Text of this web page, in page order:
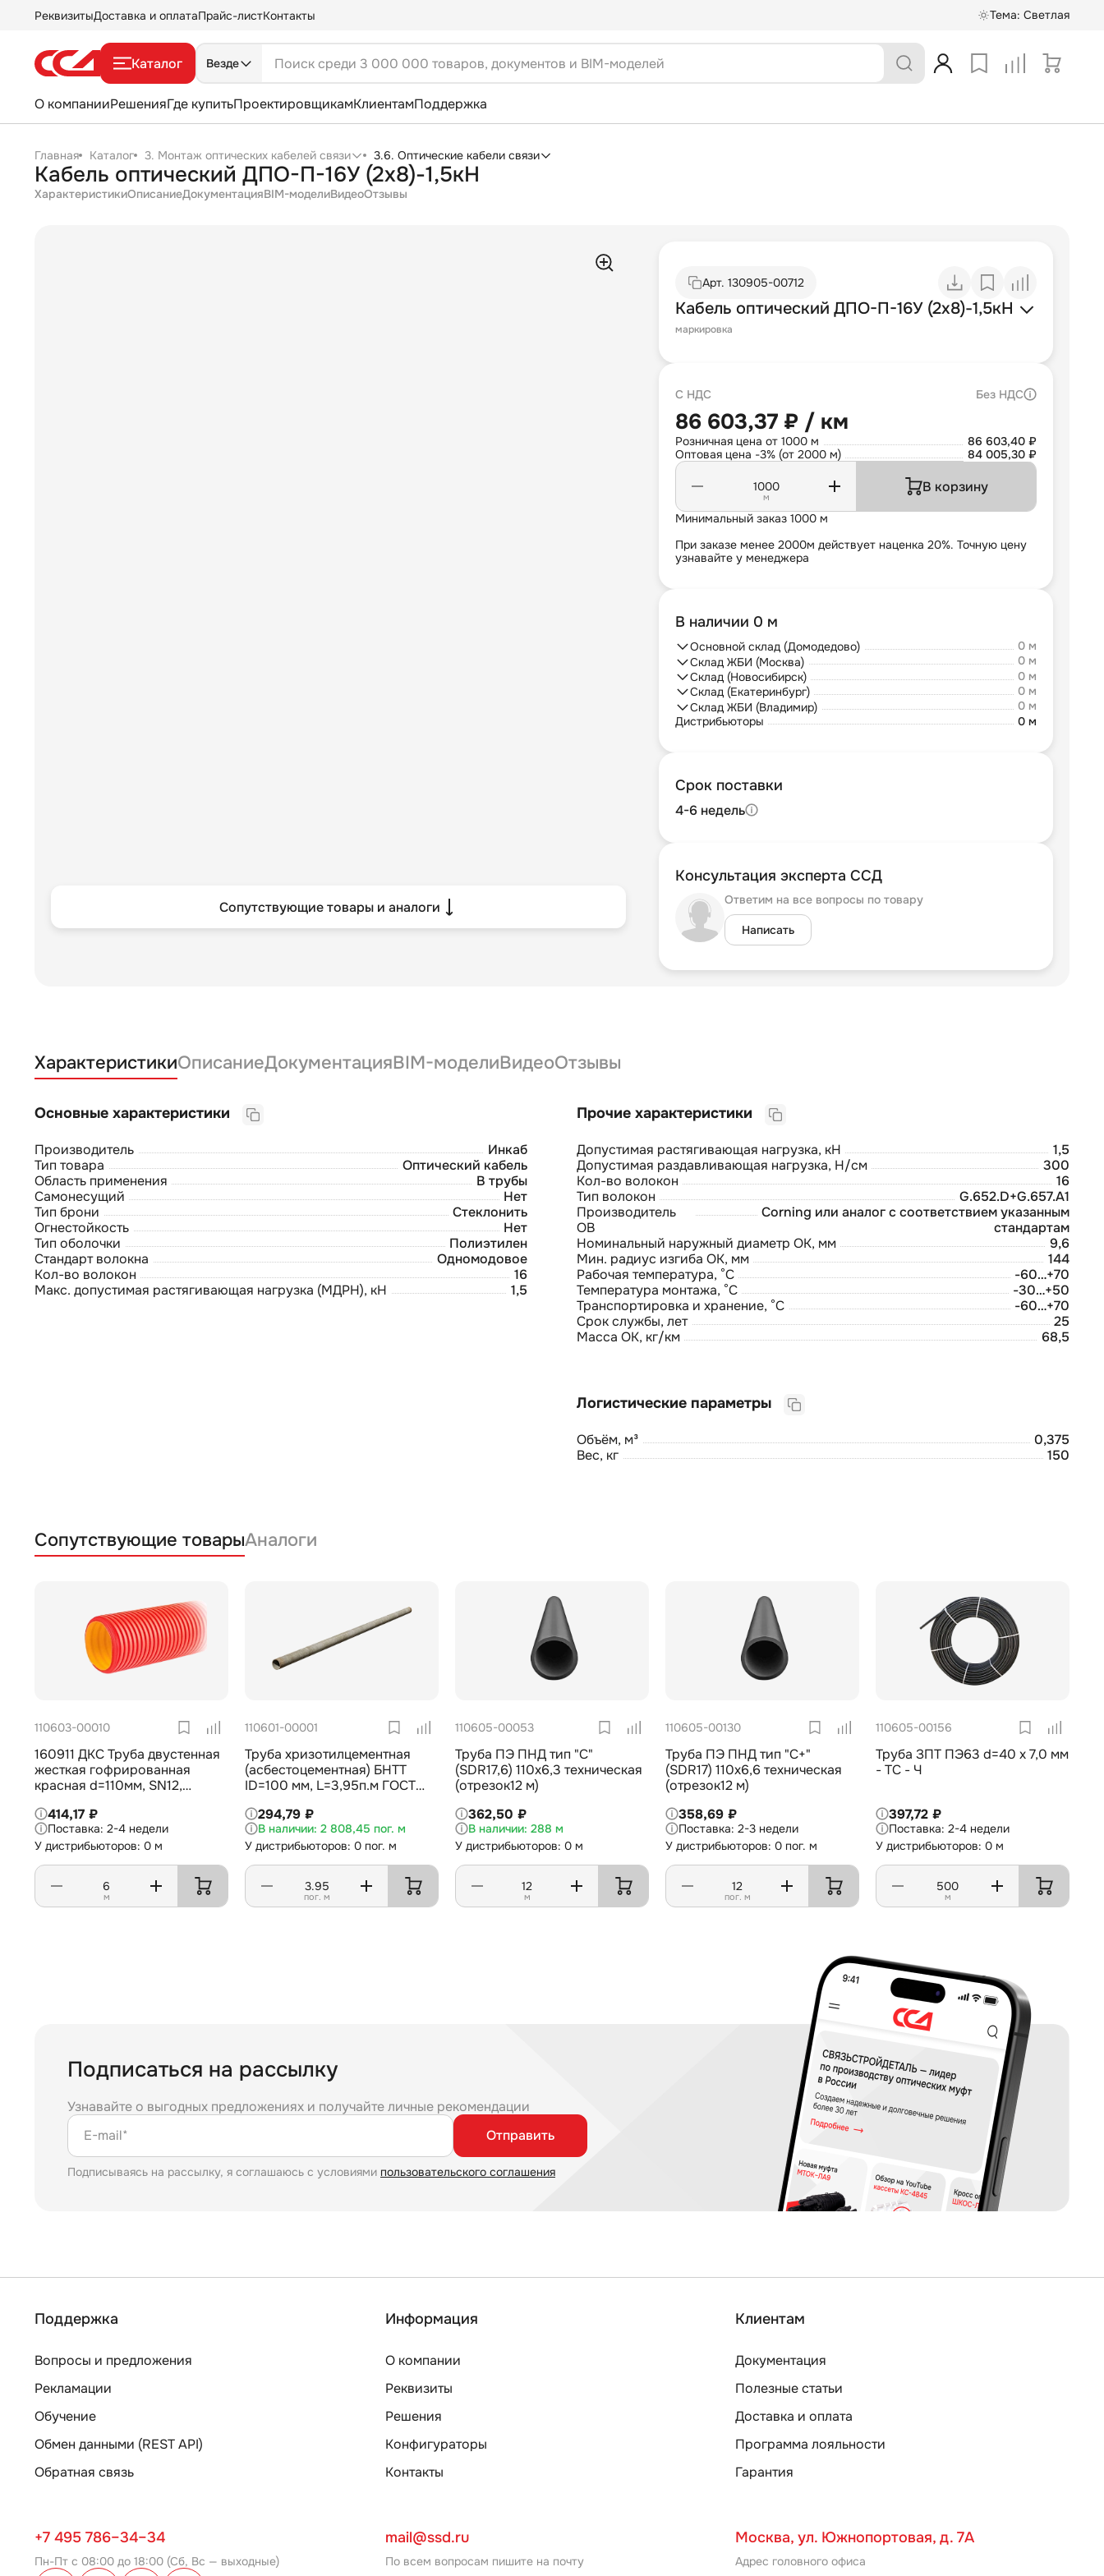
РеквизитыДоставка и оплатаПрайс-листКонтакты Тема: Светлая
Каталог Везде
О компанииРешенияГде купитьПроектировщикамКлиентамПоддержка
Главная Каталог 3. Монтаж оптических кабелей связи 3.6. Оптические кабели связи
Кабель оптический ДПО-П-16У (2х8)-1,5кН
ХарактеристикиОписаниеДокументацияBIM-моделиВидеоОтзывы
Сопутствующие товары и аналоги
Арт. 130905-00712
Кабель оптический ДПО-П-16У (2х8)-1,5кН
маркировка
С НДС Без НДС
86 603,37 ₽ / км
Розничная цена от 1000 м
86 603,40 ₽
Оптовая цена -3% (от 2000 м)
84 005,30 ₽
м
В корзину
Минимальный заказ 1000 м
При заказе менее 2000м действует наценка 20%. Точную цену
узнавайте у менеджера
В наличии 0 м
Основной склад (Домодедово)
0 м
Склад ЖБИ (Москва)
0 м
Склад (Новосибирск)
0 м
Склад (Екатеринбург)
0 м
Склад ЖБИ (Владимир)
0 м
Дистрибьюторы
0 м
Срок поставки
4-6 недель
Консультация эксперта ССД
Ответим на все вопросы по товару
Написать
ХарактеристикиОписаниеДокументацияBIM-моделиВидеоОтзывы
Производитель
Инкаб
Тип товара
Оптический кабель
Область применения
В трубы
Самонесущий
Нет
Тип брони
Стеклонить
Огнестойкость
Нет
Тип оболочки
Полиэтилен
Стандарт волокна
Одномодовое
Кол-во волокон
16
Макс. допустимая растягивающая нагрузка (МДРН), кН
1,5
Допустимая растягивающая нагрузка, кН
1,5
Допустимая раздавливающая нагрузка, Н/см
300
Кол-во волокон
16
Тип волокон
G.652.D+G.657.A1
Производитель
ОВ
Corning или аналог с соответствием указанным
стандартам
Номинальный наружный диаметр ОК, мм
9,6
Мин. радиус изгиба ОК, мм
144
Рабочая температура, °С
-60…+70
Температура монтажа, °С
-30…+50
Транспортировка и хранение, °С
-60…+70
Срок службы, лет
25
Масса ОК, кг/км
68,5
Объём, м³
0,375
Вес, кг
150
Сопутствующие товарыАналоги
110603-00010
160911 ДКС Труба двустенная
жесткая гофрированная
красная d=110мм, SN12,
414,17 ₽
2-4 недели
У дистрибьюторов: 0 м
м
110601-00001
Труба хризотилцементная
(асбестоцементная) БНТТ
ID=100 мм, L=3,95п.м ГОСТ
294,79 ₽
2 808,45 пог. м
У дистрибьюторов: 0 пог. м
пог. м
110605-00053
Труба ПЭ ПНД тип "С"
(SDR17,6) 110х6,3 техническая
(отрезок12 м)
362,50 ₽
288 м
У дистрибьюторов: 0 м
м
110605-00130
Труба ПЭ ПНД тип "С+"
(SDR17) 110х6,6 техническая
(отрезок12 м)
358,69 ₽
2-3 недели
У дистрибьюторов: 0 пог. м
пог. м
110605-00156
Труба ЗПТ ПЭ63 d=40 х 7,0 мм
- ТС - Ч
397,72 ₽
2-4 недели
У дистрибьюторов: 0 м
м
Подписаться на рассылку
Узнавайте о выгодных предложениях и получайте личные рекомендации
E-mail*
Отправить
Подписываясь на рассылку, я соглашаюсь с условиями пользовательского соглашения
Поддержка
Вопросы и предложения
Рекламации
Обучение
Обмен данными (REST API)
Обратная связь
Информация
О компании
Реквизиты
Решения
Конфигураторы
Контакты
Клиентам
Документация
Полезные статьи
Доставка и оплата
Программа лояльности
Гарантия
+7 495 786–34–34
Пн-Пт с 08:00 до 18:00 (Сб, Вс — выходные)
mail@ssd.ru
По всем вопросам пишите на почту
Москва, ул. Южнопортовая, д. 7А
Адрес головного офиса